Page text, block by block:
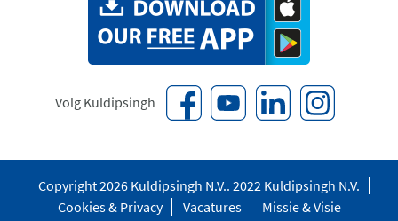
Volg Kuldipsingh
Copyright 2026 Kuldipsingh N.V.. 2022 Kuldipsingh N.V.
Cookies & Privacy
Vacatures Missie & Visie